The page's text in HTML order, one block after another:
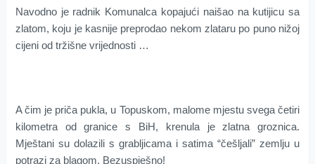
Navodno je radnik Komunalca kopajući naišao na kutijicu sa
zlatom, koju je kasnije preprodao nekom zlataru po puno nižoj
cijeni od tržišne vrijednosti …
A čim je priča pukla, u Topuskom, malome mjestu svega četiri
kilometra od granice s BiH, krenula je zlatna groznica.
Mještani su dolazili s grabljicama i satima “češljali” zemlju u
potrazi za blagom. Bezuspješno!